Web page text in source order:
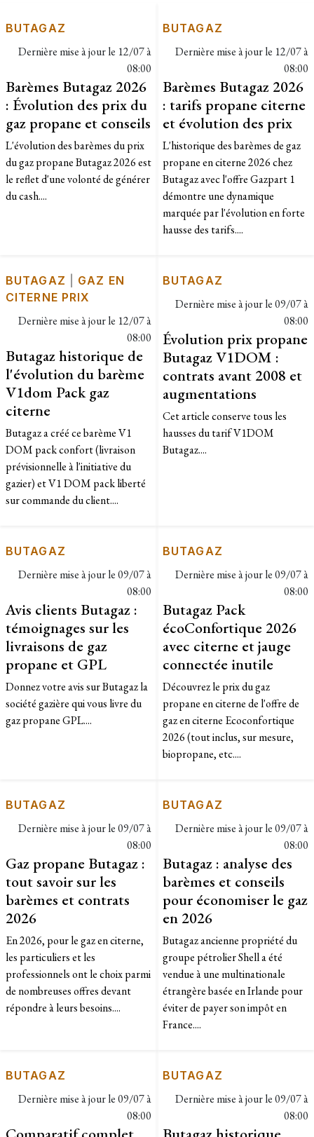
BUTAGAZ
Dernière mise à jour le 12/07 à
08:00
Barèmes Butagaz 2026
: Évolution des prix du
gaz propane et conseils
L'évolution des barèmes du prix
du gaz propane Butagaz 2026 est
le reflet d'une volonté de générer
du cash....
BUTAGAZ
Dernière mise à jour le 12/07 à
08:00
Barèmes Butagaz 2026
: tarifs propane citerne
et évolution des prix
L'historique des barèmes de gaz
propane en citerne 2026 chez
Butagaz avec l'offre Gazpart 1
démontre une dynamique
marquée par l'évolution en forte
hausse des tarifs....
BUTAGAZ
GAZ EN
CITERNE PRIX
Dernière mise à jour le 12/07 à
08:00
Butagaz historique de
l'évolution du barème
V1dom Pack gaz
citerne
Butagaz a créé ce barème V1
DOM pack confort (livraison
prévisionnelle à l'initiative du
gazier) et V1 DOM pack liberté
sur commande du client....
BUTAGAZ
Dernière mise à jour le09/07 à
08:00
Évolution prix propane
Butagaz V1DOM :
contrats avant 2008 et
augmentations
Cet article conserve tous les
hausses du tarif V1DOM
Butagaz....
BUTAGAZ
Dernière mise à jour le09/07 à
08:00
Avis clients Butagaz :
témoignages sur les
livraisons de gaz
propane et GPL
Donnez votre avis sur Butagaz la
société gazière qui vous livre du
gaz propane GPL....
BUTAGAZ
Dernière mise à jour le09/07 à
08:00
Butagaz Pack
écoConfortique 2026
avec citerne et jauge
connectée inutile
​Découvrez le prix du gaz
propane en citerne de l'offre de
gaz en citerne Ecoconfortique
2026 (tout inclus, sur mesure,
biopropane, etc....
BUTAGAZ
Dernière mise à jour le09/07 à
08:00
Gaz propane Butagaz :
tout savoir sur les
barèmes et contrats
2026
En 2026, pour le gaz en citerne,
les particuliers et les
professionnels ont le choix parmi
de nombreuses offres devant
répondre à leurs besoins....
BUTAGAZ
Dernière mise à jour le09/07 à
08:00
Butagaz : analyse des
barèmes et conseils
pour économiser le gaz
en 2026
Butagaz ancienne propriété du
groupe pétrolier Shell a été
vendue à une multinationale
étrangère basée en Irlande pour
éviter de payer son impôt en
France....
BUTAGAZ
Dernière mise à jour le09/07 à
08:00
BUTAGAZ
Dernière mise à jour le09/07 à
08:00